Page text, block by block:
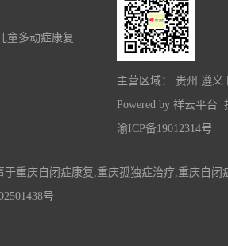
童多动症康复
主营区域： 贵州 遵义
Powered by 祥云平台
渝ICP备19012314号
于重庆自闭症康复 ,重庆孤独症治疗,重庆自闭
号